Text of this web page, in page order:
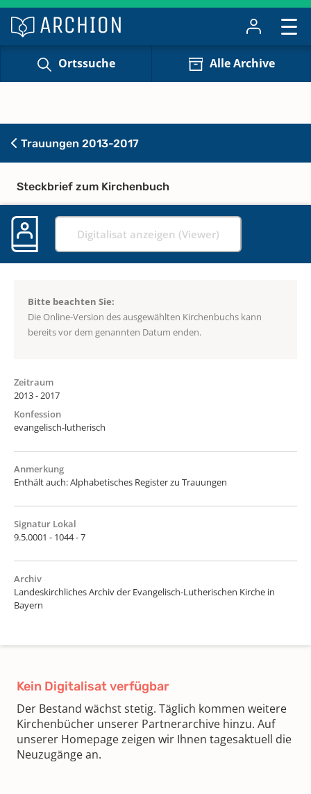
Ortssuche Alle Archive
Trauungen 2013-2017
Steckbrief zum Kirchenbuch
Digitalisat anzeigen (Viewer)
Bitte beachten Sie:
Die Online-Version des ausgewählten Kirchenbuchs kann
bereits vor dem genannten Datum enden.
Zeitraum
2013 - 2017
Konfession
evangelisch-lutherisch
Anmerkung
Enthält auch: Alphabetisches Register zu Trauungen
Signatur Lokal
9.5.0001 - 1044 - 7
Archiv
Landeskirchliches Archiv der Evangelisch-Lutherischen Kirche in
Bayern
Kein Digitalisat verfügbar
Der Bestand wächst stetig. Täglich kommen weitere
Kirchenbücher unserer Partnerarchive hinzu. Auf
unserer Homepage zeigen wir Ihnen tagesaktuell die
Neuzugänge an.